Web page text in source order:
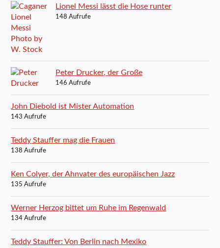
Lionel Messi lässt die Hose runter
148 Aufrufe
Peter Drucker, der Große
146 Aufrufe
John Diebold ist Mister Automation
143 Aufrufe
Teddy Stauffer mag die Frauen
138 Aufrufe
Ken Colyer, der Ahnvater des europäischen Jazz
135 Aufrufe
Werner Herzog bittet um Ruhe im Regenwald
134 Aufrufe
Teddy Stauffer: Von Berlin nach Mexiko